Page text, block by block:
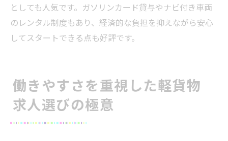
としても人気です。ガソリンカード貸与やナビ付き車両
のレンタル制度もあり、経済的な負担を抑えながら安心
してスタートできる点も好評です。
働きやすさを重視した軽貨物
求人選びの極意